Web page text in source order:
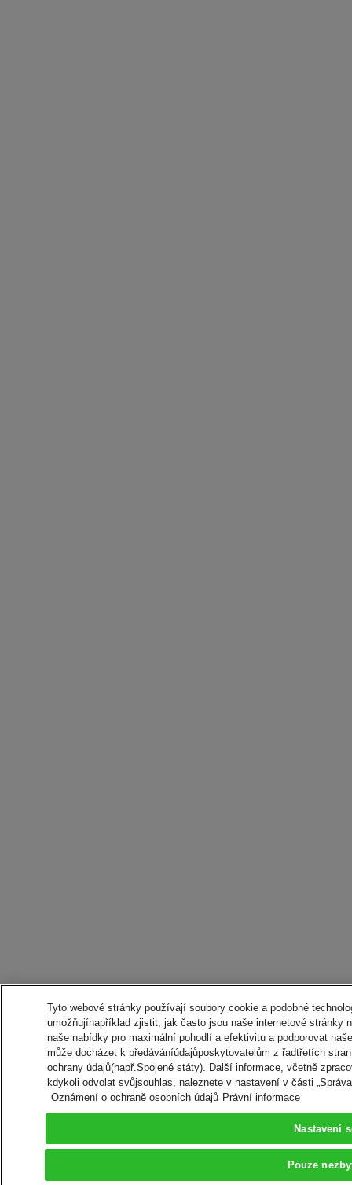
Tyto webové stránky používají soubory cookie a podobné
umožňujínapříklad zjistit, jak často jsou naše internetové stránky
naše nabídky pro maximální pohodlí a efektivitu a podporovat
může docházet k předáváníúdajůposkytovatelům z řadtřetích
ochrany údajů(např.Spojené státy). Další informace, včetně
kdykoli odvolat svůjsouhlas, naleznete v nastavení v části
Oznámení o ochraně osobních údajů Právní informace
Nastavení
Pouze